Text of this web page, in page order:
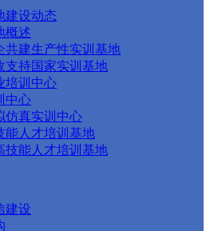
建设动态
概述
共建生产性实训基地
支持国家实训基地
培训中心
中心
仿真实训中心
能人才培训基地
技能人才培训基地
建设